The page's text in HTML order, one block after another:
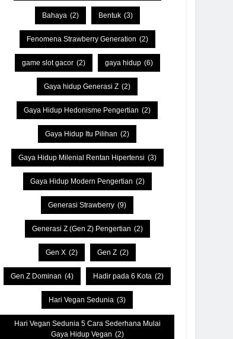
Bahaya (2) Bentuk (3)
Fenomena Strawberry Generation (2)
game slot gacor (2) gaya hidup (6)
Gaya hidup Generasi Z (2)
Gaya Hidup Hedonisme Pengertian (2)
Gaya Hidup Itu Pilihan (2)
Gaya Hidup Milenial Rentan Hipertensi (3)
Gaya Hidup Modern Pengertian (2)
Generasi Strawberry (9)
Generasi Z (Gen Z) Pengertian (2)
Gen X (2) Gen Z (2)
Gen Z Dominan (4) Hadir pada 6 Kota (2)
Hari Vegan Sedunia (3)
Hari Vegan Sedunia 5 Cara Sederhana Mulai
Gaya Hidup Vegan (2)